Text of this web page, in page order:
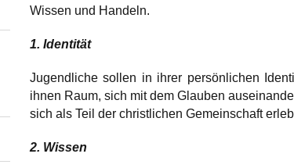
Wissen und Handeln.
1. Identität
Jugendliche sollen in ihrer persönlichen
ihnen Raum, sich mit dem Glauben
sich als Teil der christlichen Gemeinschaft
2. Wissen